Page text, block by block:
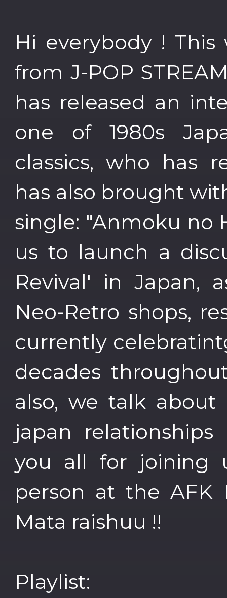
Hi everybody ! This
from J-POP
has released an
one of 1980s
classics, who has
has also brought
single: "Anmoku no
us to launch a
Revival' in Japan,
Neo-Retro shops,
currently
decades
also, we talk about
japan
you all for joining
person at the AFK
Mata raishuu !!
Playlist: